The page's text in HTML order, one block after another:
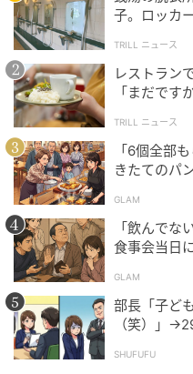
らずベッドに横になり、
食べ、空になったペット
眠ってしまいました。ど
み上げました が、その
結局私が片づけてしまい
翌日、そのことを指摘す
がやれないんだろ。何に
あやんなよ、俺はできる
た。「言われる前にやっ
してやらないの？」と尋
た。
あまりにも話がかみ合わ
う思いが芽生え、私の気
子。ロッカ
中で拍手」
TRILL ニュース
レストラン
「まだです
せん」
TRILL ニュース
「6個全部
きたてのパ
GLAM
「飲んでな
食事会当日
GLAM
部長「子ど
（笑）」
SHUFUFU